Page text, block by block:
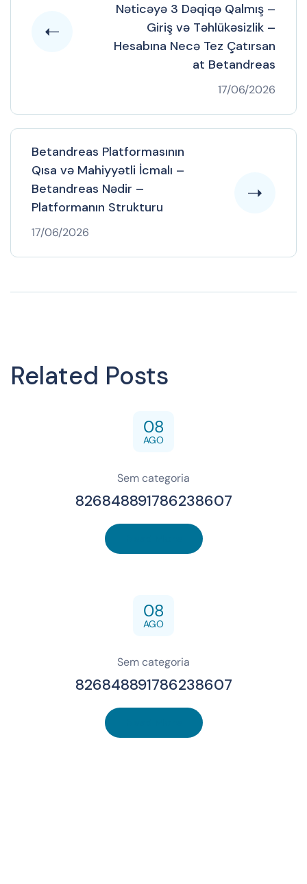
Nəticəyə 3 Dəqiqə Qalmış –
Giriş və Təhlükəsizlik –
Hesabına Necə Tez Çatırsan
at Betandreas
17/06/2026
Betandreas Platformasının
Qısa və Mahiyyətli İcmalı –
Betandreas Nədir –
Platformanın Strukturu
17/06/2026
Related Posts
08
AGO
Sem categoria
826848891786238607
08
AGO
Sem categoria
826848891786238607